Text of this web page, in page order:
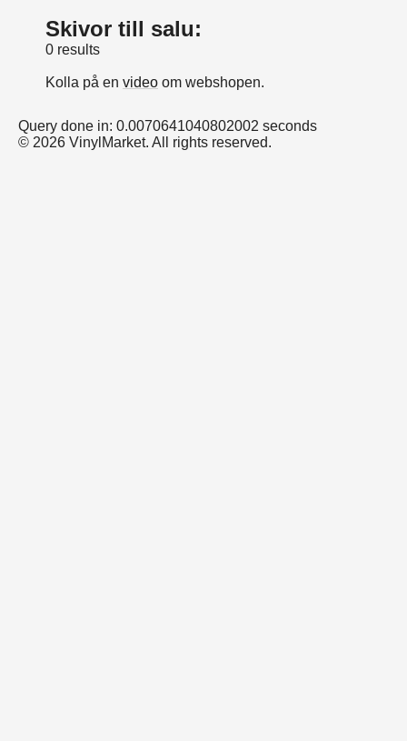
Skivor till salu:
0 results
Kolla på en video om webshopen.
Query done in: 0.0070641040802002 seconds
© 2026 VinylMarket. All rights reserved.